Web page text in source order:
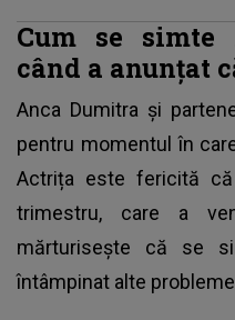
Cum se simte
când a anunțat
Anca Dumitra și
pentru momentul în
Actrița este fericită
trimestru, care a
mărturisește că se
întâmpinat alte